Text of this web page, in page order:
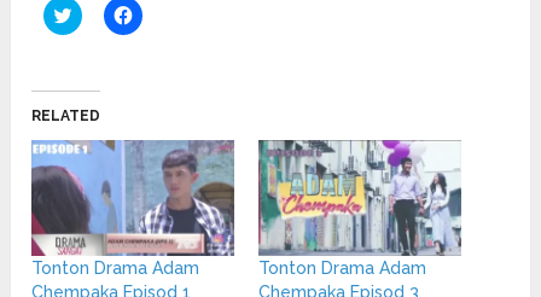
Click
to
(Opens
in
new
window)
Click
to
window)
RELATED
Tonton Drama Adam
Chempaka Episod 1
Tonton Drama Adam
Chempaka Episod 3